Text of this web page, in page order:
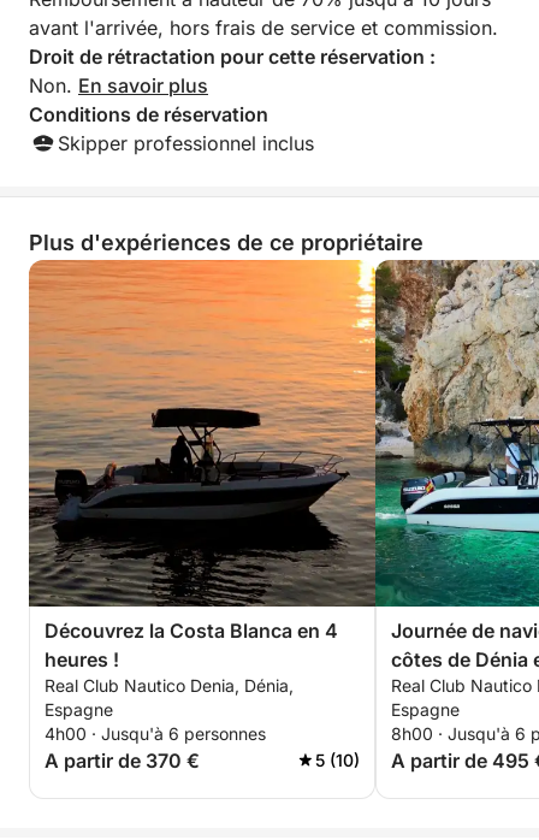
•Prises 12 V et ports de chargement USB.
•Grand bain de soleil convertible à l'avant et
banquette à l'arrière.
•Un siège pivotant au poste de pilotage.
•Table à manger pour tous les passagers.
•Deux grands réfrigérateurs.
•Échelle de bain.
•Équipement de sécurité complet.
•Skipper/guide professionnel.
•Arrêts baignade, plongée avec tuba et paddle.
•Vous pouvez apporter votre propre nourriture et
vos boissons. L'alcool est interdit à bord.
Embarquement.
Fêtes d'anniversaire et enterrements de vie de
garçon/jeune fille.
Service de photographie gratuit.
avant l'arrivée, hors frais de service et commission.
Droit de rétractation pour cette réservation :
Non. En savoir plus
Conditions de réservation
Skipper professionnel inclus
Plus d'expériences de ce propriétaire
Découvrez la Costa Blanca en 4
heures !
Real Club Nautico Denia, Dénia,
Espagne
4h00 · Jusqu'à 6 personnes
A partir de 370 € 5 (10)
Journée de
côtes de Dénia
Real Club Nautico
Espagne
8h00 · Jusqu'à 6
A partir de 495